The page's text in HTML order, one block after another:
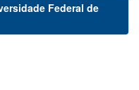
Federal de